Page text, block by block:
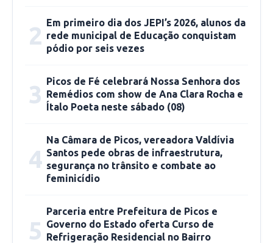
2
Em primeiro dia dos JEPI’s 2026, alunos da
rede municipal de Educação conquistam
pódio por seis vezes
3 Picos de Fé celebrará Nossa Senhora dos
Remédios com show de Ana Clara Rocha e
Ítalo Poeta neste sábado (08)
4
Na Câmara de Picos, vereadora Valdívia
Santos pede obras de infraestrutura,
segurança no trânsito e combate ao
feminicídio
5
Parceria entre Prefeitura de Picos e
Governo do Estado oferta Curso de
Refrigeração Residencial no Bairro